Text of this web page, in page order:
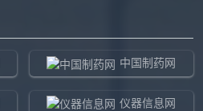
中国制药网
仪器信息网